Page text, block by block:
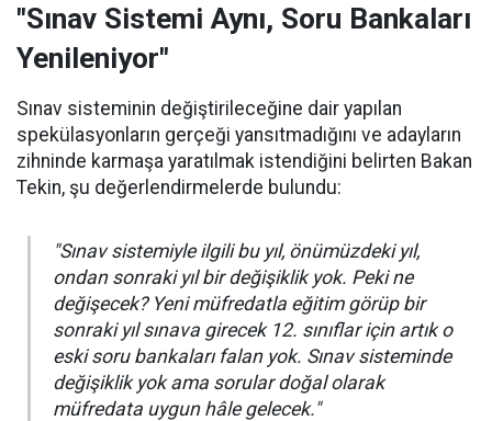
"Sınav Sistemi Aynı, Soru Bankaları
Yenileniyor"
Sınav sisteminin değiştirileceğine dair yapılan
spekülasyonların gerçeği yansıtmadığını ve adayların
zihninde karmaşa yaratılmak istendiğini belirten Bakan
Tekin, şu değerlendirmelerde bulundu:
"Sınav sistemiyle ilgili bu yıl, önümüzdeki yıl,
ondan sonraki yıl bir değişiklik yok. Peki ne
değişecek? Yeni müfredatla eğitim görüp bir
sonraki yıl sınava girecek 12. sınıflar için artık o
eski soru bankaları falan yok. Sınav sisteminde
değişiklik yok ama sorular doğal olarak
müfredata uygun hâle gelecek."